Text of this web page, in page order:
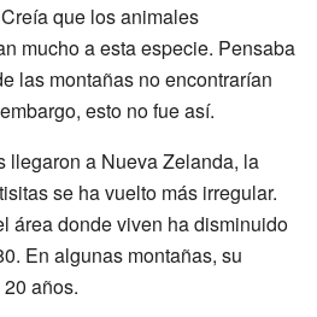
que los animales
mucho a esta especie. Pensaba
las montañas no encontrarían
esto no fue así.
llegaron a Nueva Zelanda, la
se ha vuelto más irregular.
área donde viven ha disminuido
En algunas montañas, su
años.